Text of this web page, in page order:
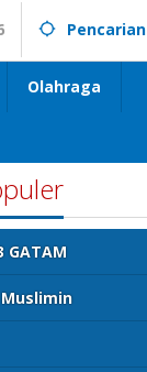
Pencarian
Olahraga
GATAM